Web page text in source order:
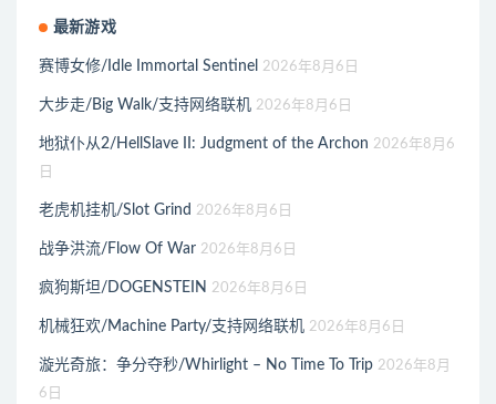
最新游戏
赛博女修/Idle Immortal Sentinel 2026年8月6日
大步走/Big Walk/支持网络联机 2026年8月6日
地狱仆从2/HellSlave II: Judgment of the Archon 2026年8月6
日
老虎机挂机/Slot Grind 2026年8月6日
战争洪流/Flow Of War 2026年8月6日
疯狗斯坦/DOGENSTEIN 2026年8月6日
机械狂欢/Machine Party/支持网络联机 2026年8月6日
漩光奇旅：争分夺秒/Whirlight – No Time To Trip 2026年8月
6日